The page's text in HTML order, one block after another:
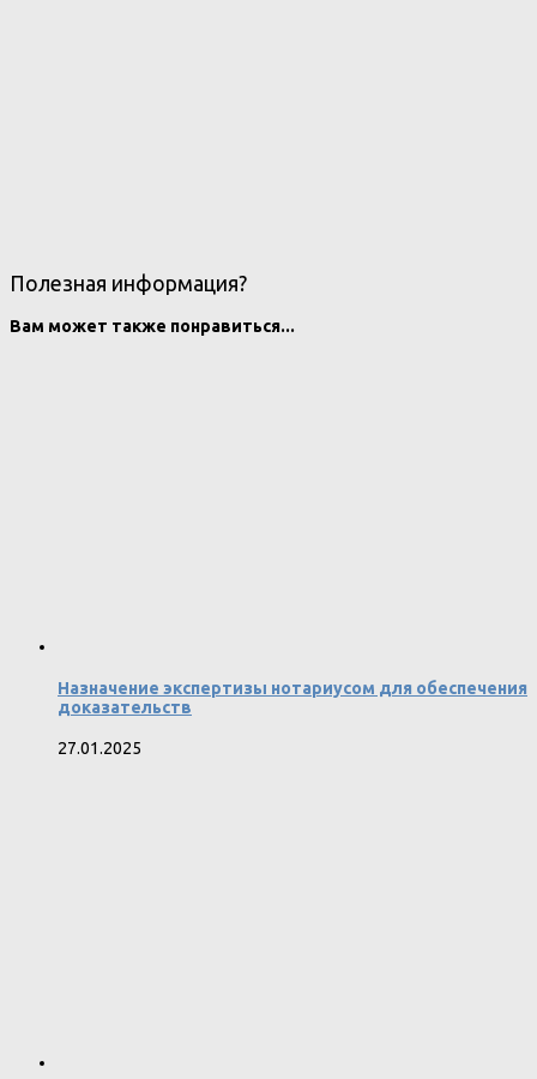
Полезная информация?
Вам может также понравиться...
Назначение экспертизы нотариусом для обеспечения
доказательств
27.01.2025